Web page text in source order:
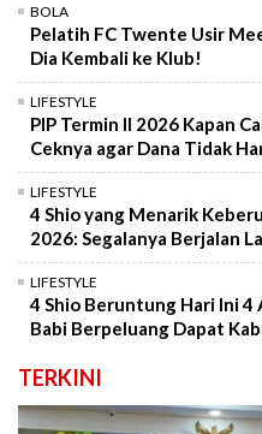
BOLA
Pelatih FC Twente Usir
Dia Kembali ke Klub!
LIFESTYLE
PIP Termin II 2026 Kapan
Ceknya agar Dana Tidak
LIFESTYLE
4 Shio yang Menarik
2026: Segalanya Berjalan
LIFESTYLE
4 Shio Beruntung Hari Ini
Babi Berpeluang Dapat
TERKINI